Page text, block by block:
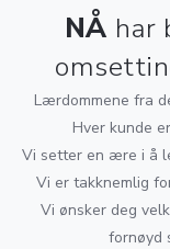
NÅ har
Lærdommene fra
Hver kunde
Vi setter en ære i å
Vi er takknemlig
Vi ønsker deg
fornøyd